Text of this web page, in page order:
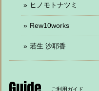
ヒノモトナツミ
Rew10works
若生 沙耶香
ご利用ガイド